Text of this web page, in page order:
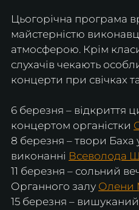
​Цьогорічна програма
майстерністю
атмосферою. Крім
слухачів чекають
концерти при свічках
​6 березня – відкриття
концертом органістки
​8 березня – твори Баха
виконанні Всеволода
​11 березня – сольний
Органного залу Олени
​15 березня –